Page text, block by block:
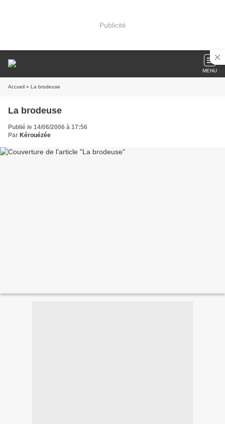
Publicité
MENU
Accueil » La brodeuse
La brodeuse
Publié le 14/06/2006 à 17:56
Par Kérouézée